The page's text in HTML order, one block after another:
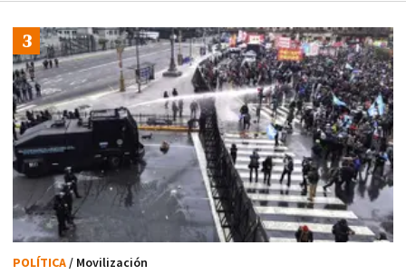
POLÍTICA/ Movilización